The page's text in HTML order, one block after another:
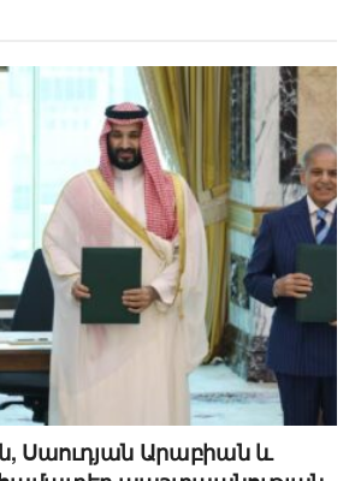
Սաուդյան Արաբիան և